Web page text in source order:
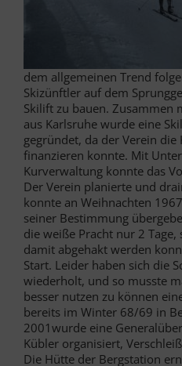
dem allgemeinen Trend
Skizünftler auf dem
Skilift zu bauen. Zusammen
aus Karlsruhe wurde eine
gegründet, da der Verein
finanzieren konnte. Mit
Kurverwaltung konnte das
Der Verein planierte und
konnte an Weihnachten
seiner Bestimmung
die weiße Pracht nur 2
damit abgehakt werden
Start. Leider haben sich die
wiederholt, und so musste
besser nutzen zu können
bereits im Winter 68/69 in
2001wurde eine
Kübler organisiert,
Die Hütte der Bergstation